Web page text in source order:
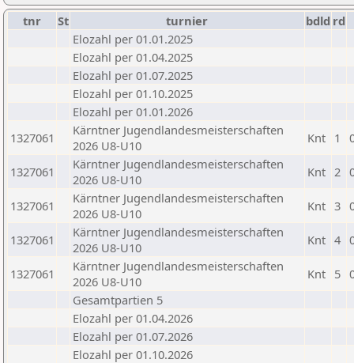
tnr St turnier bdld rd
Elozahl per 01.01.2025
Elozahl per 01.04.2025
Elozahl per 01.07.2025
Elozahl per 01.10.2025
Elozahl per 01.01.2026
1327061
Kärntner Jugendlandesmeisterschaften
2026 U8-U10
Knt 1
1327061
Kärntner Jugendlandesmeisterschaften
2026 U8-U10
Knt 2
1327061
Kärntner Jugendlandesmeisterschaften
2026 U8-U10
Knt 3
1327061
Kärntner Jugendlandesmeisterschaften
2026 U8-U10
Knt 4
1327061
Kärntner Jugendlandesmeisterschaften
2026 U8-U10
Knt 5
Gesamtpartien 5
Elozahl per 01.04.2026
Elozahl per 01.07.2026
Elozahl per 01.10.2026